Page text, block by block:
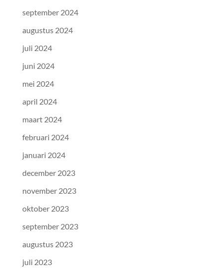
september 2024
augustus 2024
juli 2024
juni 2024
mei 2024
april 2024
maart 2024
februari 2024
januari 2024
december 2023
november 2023
oktober 2023
september 2023
augustus 2023
juli 2023